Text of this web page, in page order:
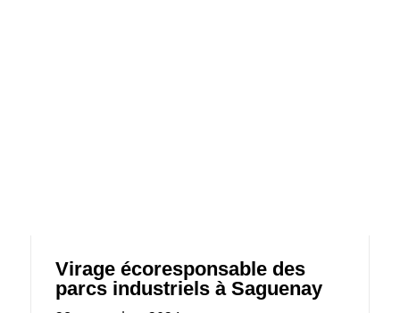
Virage écoresponsable des
parcs industriels à Saguenay